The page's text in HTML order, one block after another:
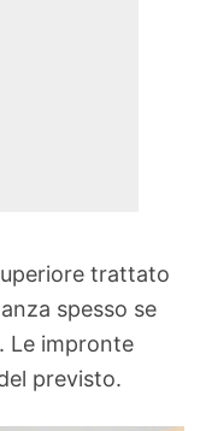
trattato
spesso se
Le impronte
previsto.